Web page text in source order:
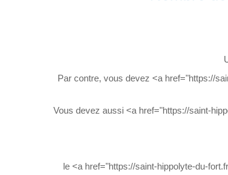
Par contre, vous devez <a href="https://
Vous devez aussi <a href="https://saint-
le <a href="https://saint-hippolyte-du-